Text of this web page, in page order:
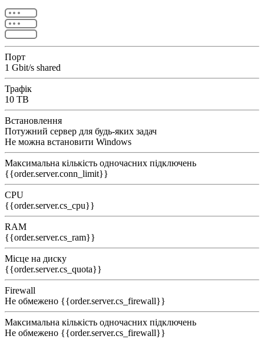
Порт
1 Gbit/s shared
Трафік
10 TB
Встановлення
Потужний сервер для будь-яких задач
Не можна встановити Windows
Максимальна кількість одночасних підключень
{{order.server.conn_limit}}
CPU
{{order.server.cs_cpu}}
RAM
{{order.server.cs_ram}}
Місце на диску
{{order.server.cs_quota}}
Firewall
Не обмежено {{order.server.cs_firewall}}
Максимальна кількість одночасних підключень
Не обмежено {{order.server.cs_firewall}}